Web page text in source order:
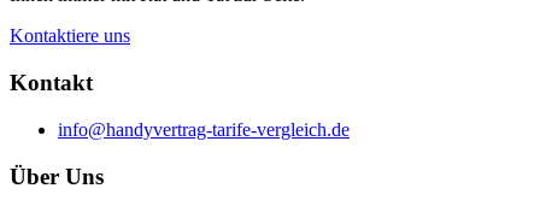
Kontaktiere uns
Kontakt
info@handyvertrag-tarife-vergleich.de
Über Uns